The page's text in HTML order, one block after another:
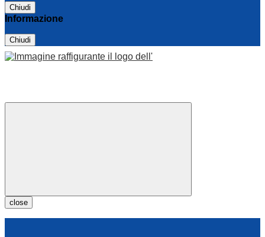
Chiudi
Informazione
Chiudi
close